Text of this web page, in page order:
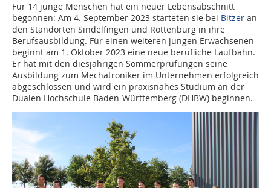
Für 14 junge Menschen hat ein neuer Lebensabschnitt
begonnen: Am 4. September 2023 starteten sie bei Bitzer an
den Standorten Sindelfingen und Rottenburg in ihre
Berufsausbildung. Für einen weiteren jungen Erwachsenen
beginnt am 1. Oktober 2023 eine neue berufliche Laufbahn.
Er hat mit den diesjährigen Sommerprüfungen seine
Ausbildung zum Mechatroniker im Unternehmen erfolgreich
abgeschlossen und wird ein praxisnahes Studium an der
Dualen Hochschule Baden-Württemberg (DHBW) beginnen.